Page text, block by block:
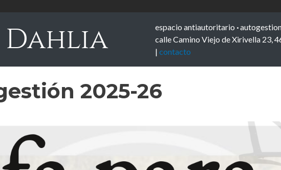
espacio antiautoritario ·
calle Camino Viejo de Xirivella 23,
| contacto
2025-26